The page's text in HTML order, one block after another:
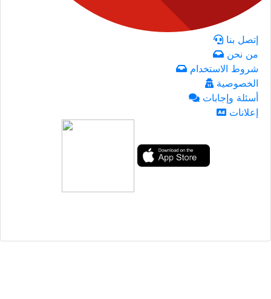
إتصل بنا
من نحن
شروط الاستخدام
الخصوصية
أسئلة وإجابات
إعلانات